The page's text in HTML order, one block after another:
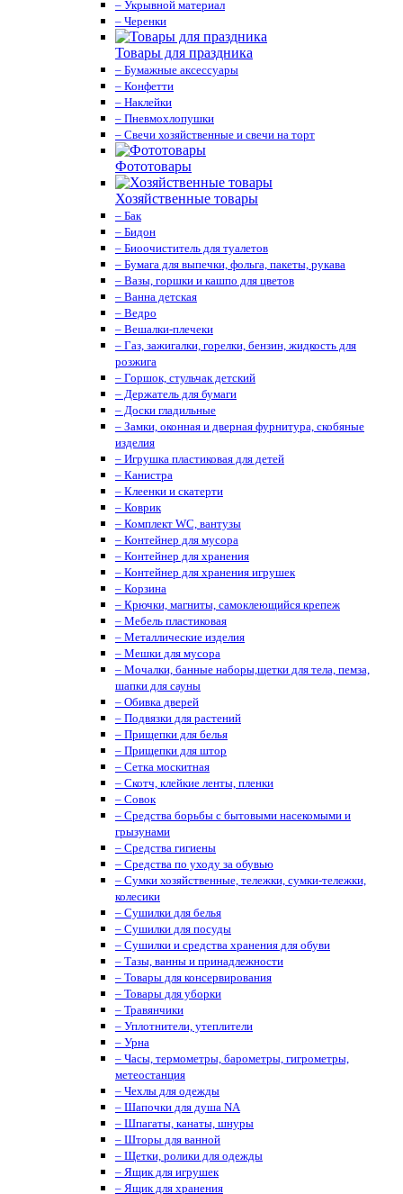
– Укрывной материал
– Черенки
Товары для праздника
– Бумажные аксессуары
– Конфетти
– Наклейки
– Пневмохлопушки
– Свечи хозяйственные и свечи на торт
Фототовары
Хозяйственные товары
– Бак
– Бидон
– Биоочиститель для туалетов
– Бумага для выпечки, фольга, пакеты, рукава
– Вазы, горшки и кашпо для цветов
– Ванна детская
– Ведро
– Вешалки-плечеки
– Газ, зажигалки, горелки, бензин, жидкость для
розжига
– Горшок, стульчак детский
– Держатель для бумаги
– Доски гладильные
– Замки, оконная и дверная фурнитура, скобяные
изделия
– Игрушка пластиковая для детей
– Канистра
– Клеенки и скатерти
– Коврик
– Комплект WC, вантузы
– Контейнер для мусора
– Контейнер для хранения
– Контейнер для хранения игрушек
– Корзина
– Крючки, магниты, cамоклеющийся крепеж
– Мебель пластиковая
– Металлические изделия
– Мешки для мусора
– Мочалки, банные наборы,щетки для тела, пемза,
шапки для сауны
– Обивка дверей
– Подвязки для растений
– Прищепки для белья
– Прищепки для штор
– Сетка москитная
– Скотч, клейкие ленты, пленки
– Совок
– Средства борьбы с бытовыми насекомыми и
грызунами
– Средства гигиены
– Средства по уходу за обувью
– Сумки хозяйственные, тележки, сумки-тележки,
колесики
– Сушилки для белья
– Сушилки для посуды
– Сушилки и средства хранения для обуви
– Тазы, ванны и принадлежности
– Товары для консервирования
– Товары для уборки
– Травянчики
– Уплотнители, утеплители
– Урна
– Часы, термометры, барометры, гигрометры,
метеостанция
– Чехлы для одежды
– Шапочки для душа NA
– Шпагаты, канаты, шнуры
– Шторы для ванной
– Щетки, ролики для одежды
– Ящик для игрушек
– Ящик для хранения